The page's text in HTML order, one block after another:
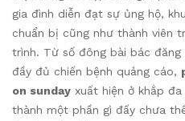
gia đình diễn đạt sự ủng hộ,
chuẩn bị cũng như thành viên
trình. Từ số đông bài bác
đầy đủ chiến bệnh quảng cáo,
on sunday xuất hiện ở khắp
thành một phần gì đấy chưa